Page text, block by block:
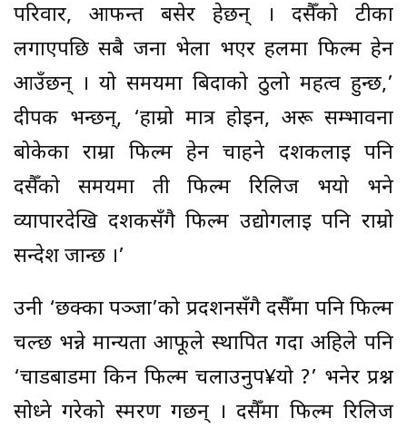
परिवार, आफन्त बसेर हेर्छन् । दसैँको टीका
लगाएपछि सबै जना भेला भएर हलमा फिल्म हेर्न
आउँछन् । यो समयमा बिदाको ठुलो महत्व हुन्छ,’
दीपक भन्छन्, ‘हाम्रो मात्र होइन, अरू सम्भावना
बोकेका राम्रा फिल्म हेर्न चाहने दर्शकलाई पनि
दसैँको समयमा ती फिल्म रिलिज भयो भने
व्यापारदेखि दर्शकसँगै फिल्म उद्योगलाई पनि राम्रो
सन्देश जान्छ ।’
उनी ‘छक्का पञ्जा’को प्रदर्शनसँगै दसैँमा पनि फिल्म
चल्छ भन्ने मान्यता आफूले स्थापित गर्दा अहिले पनि
‘चाडबाडमा किन फिल्म चलाउनुप¥यो ?’ भनेर प्रश्न
सोध्ने गरेको स्मरण गर्छन् । दसैँमा फिल्म रिलिज